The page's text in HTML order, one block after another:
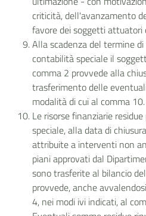
criticità, dell'avanzamento
favore dei soggetti
Alla scadenza del termine
contabilità speciale il
comma 2 provvede alla
trasferimento delle
modalità di cui al comma 10.
Le risorse finanziarie
speciale, alla data di
attribuite a interventi non
piani approvati dal
sono trasferite al bilancio
provvede, anche
4, nei modi ivi indicati, al